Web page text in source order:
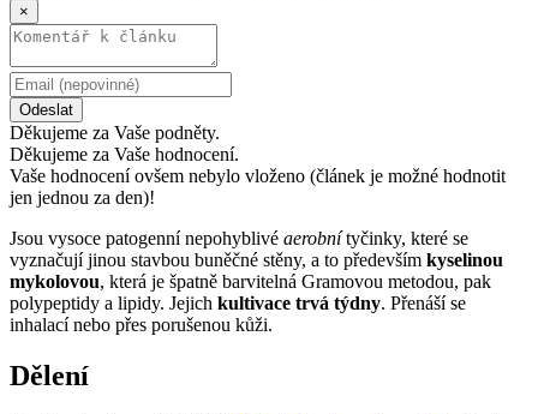
×
Odeslat
Děkujeme za Vaše podněty.
Děkujeme za Vaše hodnocení.
Vaše hodnocení ovšem nebylo vloženo (článek je možné hodnotit
jen jednou za den)!
Jsou vysoce patogenní nepohyblivé aerobnítyčinky, které se
vyznačují jinou stavbou buněčné stěny, a to především kyselinou
mykolovou, která je špatně barvitelná Gramovou metodou, pak
polypeptidy a lipidy. Jejich kultivace trvá týdny. Přenáší se
inhalací nebo přes porušenou kůži.
Dělení